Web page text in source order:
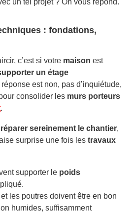
un tel projet ? On vous répond.
: fondations,
c’est si votre maison est
un étage
est non, pas d’inquiétude,
consolider les murs porteurs
.
sereinement le chantier,
surprise une fois les travaux
supporter le poids
et les poutres doivent être en bon
humides, suffisamment